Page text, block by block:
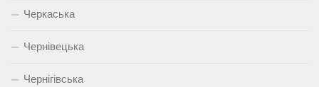
Черкаська
Чернівецька
Чернігівська